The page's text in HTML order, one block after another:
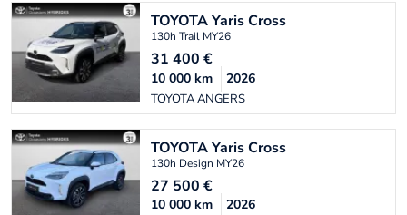
TOYOTAYaris Cross
130h Trail MY26
31 400 €
TOYOTA ANGERS
10 000 km 2026
TOYOTAYaris Cross
130h Design MY26
27 500 €
10 000 km 2026